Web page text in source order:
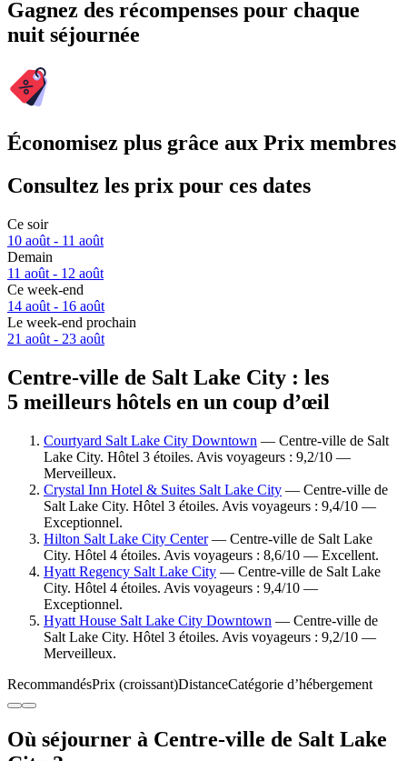
Gagnez des récompenses pour chaque
nuit séjournée
Économisez plus grâce aux Prix membres
Consultez les prix pour ces dates
Ce soir
10 août - 11 août
Demain
11 août - 12 août
Ce week-end
14 août - 16 août
Le week-end prochain
21 août - 23 août
Centre-ville de Salt Lake City : les
5 meilleurs hôtels en un coup d’œil
Courtyard Salt Lake City Downtown — Centre-ville de Salt
Lake City. Hôtel 3 étoiles. Avis voyageurs : 9,2/10 —
Merveilleux.
Crystal Inn Hotel & Suites Salt Lake City — Centre-ville de
Salt Lake City. Hôtel 3 étoiles. Avis voyageurs : 9,4/10 —
Exceptionnel.
Hilton Salt Lake City Center— Centre-ville de Salt Lake
City. Hôtel 4 étoiles. Avis voyageurs : 8,6/10 — Excellent.
Hyatt Regency Salt Lake City — Centre-ville de Salt Lake
City. Hôtel 4 étoiles. Avis voyageurs : 9,4/10 —
Exceptionnel.
Hyatt House Salt Lake City Downtown — Centre-ville de
Salt Lake City. Hôtel 3 étoiles. Avis voyageurs : 9,2/10 —
Merveilleux.
RecommandésPrix (croissant)DistanceCatégorie d’hébergement
Où séjourner à Centre-ville de Salt Lake